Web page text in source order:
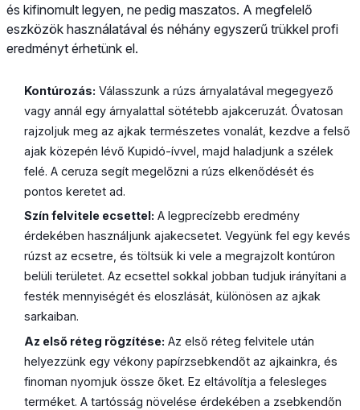
és kifinomult legyen, ne pedig maszatos. A megfelelő
eszközök használatával és néhány egyszerű trükkel profi
eredményt érhetünk el.
Kontúrozás: Válasszunk a rúzs árnyalatával megegyező
vagy annál egy árnyalattal sötétebb ajakceruzát. Óvatosan
rajzoljuk meg az ajkak természetes vonalát, kezdve a felső
ajak közepén lévő Kupidó-ívvel, majd haladjunk a szélek
felé. A ceruza segít megelőzni a rúzs elkenődését és
pontos keretet ad.
Szín felvitele ecsettel: A legprecízebb eredmény
érdekében használjunk ajakecsetet. Vegyünk fel egy kevés
rúzst az ecsetre, és töltsük ki vele a megrajzolt kontúron
belüli területet. Az ecsettel sokkal jobban tudjuk irányítani a
festék mennyiségét és eloszlását, különösen az ajkak
sarkaiban.
Az első réteg rögzítése: Az első réteg felvitele után
helyezzünk egy vékony papírzsebkendőt az ajkainkra, és
finoman nyomjuk össze őket. Ez eltávolítja a felesleges
terméket. A tartósság növelése érdekében a zsebkendőn